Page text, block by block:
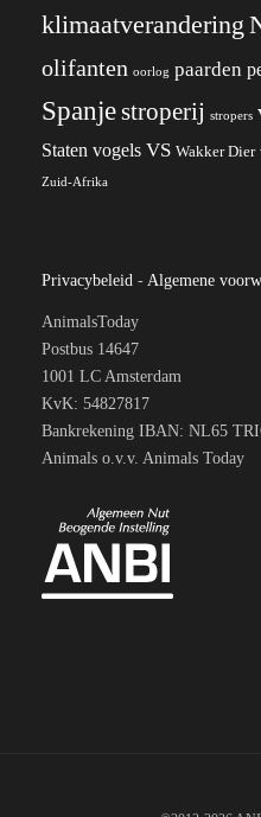
klimaatverandering
olifanten oorlog paarden
Spanjestroperij stropers
Staten vogels VS Wakker Dier
Zuid-Afrika
Privacybeleid - Algemene
AnimalsToday
Postbus 14647
1001 LC Amsterdam
KvK: 54827817
Bankrekening IBAN: NL65
Animals o.v.v. Animals Today